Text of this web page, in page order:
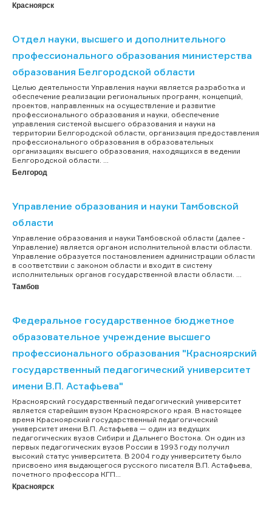
Красноярск
Отдел науки, высшего и дополнительного
профессионального образования министерства
образования Белгородской области
Целью деятельности Управления науки является разработка и
обеспечение реализации региональных программ, концепций,
проектов, направленных на осуществление и развитие
профессионального образования и науки, обеспечение
управления системой высшего образования и науки на
территории Белгородской области, организация предоставления
профессионального образования в образовательных
организациях высшего образования, находящихся в ведении
Белгородской области. ...
Белгород
Управление образования и науки Тамбовской
области
Управление образования и науки Тамбовской области (далее -
Управление) является органом исполнительной власти области.
Управление образуется постановлением администрации области
в соответствии с законом области и входит в систему
исполнительных органов государственной власти области. ...
Тамбов
Федеральное государственное бюджетное
образовательное учреждение высшего
профессионального образования "Красноярский
государственный педагогический университет
имени В.П. Астафьева"
Красноярский государственный педагогический университет
является старейшим вузом Красноярского края. В настоящее
время Красноярский государственный педагогический
университет имени В.П. Астафьева — один из ведущих
педагогических вузов Сибири и Дальнего Востока. Он один из
первых педагогических вузов России в 1993 году получил
высокий статус университета. В 2004 году университету было
присвоено имя выдающегося русского писателя В.П. Астафьева,
почетного профессора КГП...
Красноярск